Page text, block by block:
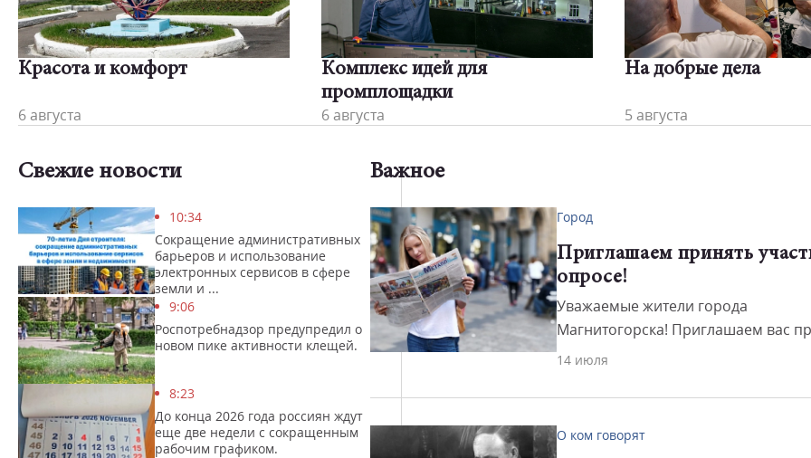
Красота и комфорт
6 августа
Комплекс идей для
промплощадки
6 августа
На добрые дела
5 августа
Свежие новости
10:34
Сокращение административных
барьеров и использование
электронных сервисов в сфере
земли и ...
9:06
Роспотребнадзор предупредил о
новом пике активности клещей.
8:23
До конца 2026 года россиян ждут
еще две недели с сокращенным
рабочим графиком.
Важное
Город
Приглашаем принять
опросе!
Уважаемые жители города
Магнитогорска! Приглашаем вас
участие в опросе, посвящённом
14 июля
О ком говорят